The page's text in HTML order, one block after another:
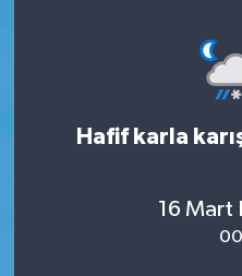
Hafif karla
16 Mart